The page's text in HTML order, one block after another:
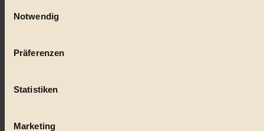
Wenn Sie es erlauben, würden wir auch gerne:
Ihr Gerät durch aktives Scannen nach bestimmten
Erfahren Sie mehr darüber, wie Ihre persönlichen Daten
Notwendig
Präferenzen
Statistiken
Marketing
Essen